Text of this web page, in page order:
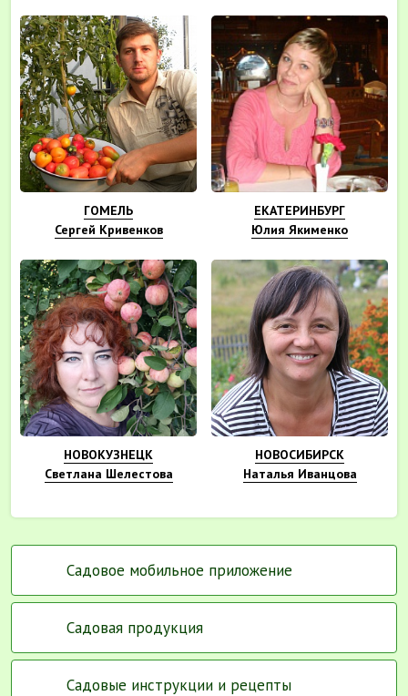
ГОМЕЛЬ
Сергей Кривенков
ЕКАТЕРИНБУРГ
Юлия Якименко
НОВОКУЗНЕЦК
Светлана Шелестова
НОВОСИБИРСК
Наталья Иванцова
Садовое мобильное приложение
Садовая продукция
Садовые инструкции и рецепты